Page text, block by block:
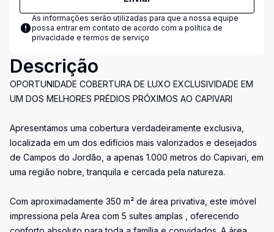
As informações serão utilizadas para que a nossa equipe
possa entrar em contato de acordo com a política de
privacidade e termos de serviço
Descrição
OPORTUNIDADE COBERTURA DE LUXO EXCLUSIVIDADE EM
UM DOS MELHORES PRÉDIOS PRÓXIMOS AO CAPIVARI
Apresentamos uma cobertura verdadeiramente exclusiva,
localizada em um dos edifícios mais valorizados e desejados
de Campos do Jordão, a apenas 1.000 metros do Capivari, em
uma região nobre, tranquila e cercada pela natureza.
Com aproximadamente 350 m² de área privativa, este imóvel
impressiona pela Area com 5 suítes amplas , oferecendo